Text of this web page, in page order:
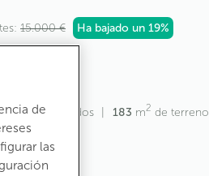
15.000 € Ha bajado un 19%
m2 construídos 183 m2 de terreno
de
las